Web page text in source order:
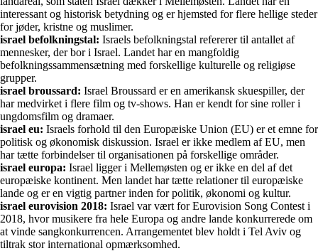
interessant og historisk betydning og er hjemsted for flere hellige steder
for jøder, kristne og muslimer.
israel befolkningstal: Israels befolkningstal refererer til antallet af
mennesker, der bor i Israel. Landet har en mangfoldig
befolkningssammensætning med forskellige kulturelle og religiøse
grupper.
israel broussard: Israel Broussard er en amerikansk skuespiller, der
har medvirket i flere film og tv-shows. Han er kendt for sine roller i
ungdomsfilm og dramaer.
israel eu: Israels forhold til den Europæiske Union (EU) er et emne for
politisk og økonomisk diskussion. Israel er ikke medlem af EU, men
har tætte forbindelser til organisationen på forskellige områder.
israel europa: Israel ligger i Mellemøsten og er ikke en del af det
europæiske kontinent. Men landet har tætte relationer til europæiske
lande og er en vigtig partner inden for politik, økonomi og kultur.
israel eurovision 2018: Israel var vært for Eurovision Song Contest i
2018, hvor musikere fra hele Europa og andre lande konkurrerede om
at vinde sangkonkurrencen. Arrangementet blev holdt i Tel Aviv og
tiltrak stor international opmærksomhed.